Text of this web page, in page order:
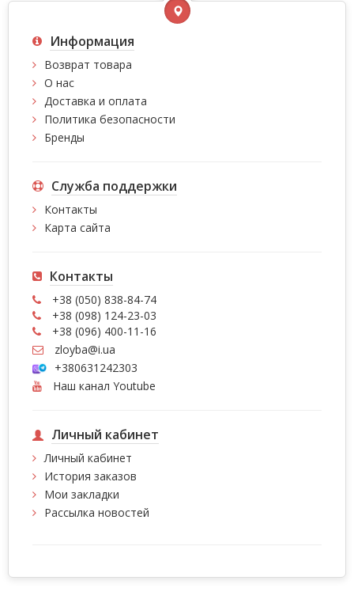
Информация
Возврат товара
О нас
Доставка и оплата
Политика безопасности
Бренды
Служба поддержки
Контакты
Карта сайта
Контакты
+38 (050) 838-84-74
+38 (098) 124-23-03
+38 (096) 400-11-16
zloyba@i.ua
+380631242303
Наш канал Youtube
Личный кабинет
Личный кабинет
История заказов
Мои закладки
Рассылка новостей